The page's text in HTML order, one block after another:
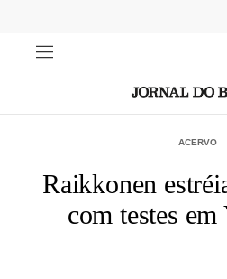
ACERVO
Raikkonen
com testes